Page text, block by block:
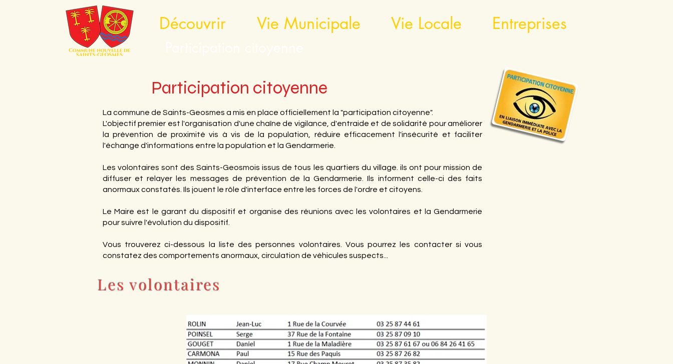
Découvrir Vie Municipale Vie Locale Entreprises
Participation citoyenne
La commune de Saints-Geosmes a mis en place officiellement la "participation citoyenne".
L'objectif premier est l'organisation d'une chaîne de vigilance, d'entraide et de solidarité pour améliorer
la prévention de proximité vis à vis de la population, réduire efficacement l'insécurité et faciliter
l'échange d'informations entre la population et la Gendarmerie.
Les volontaires sont des Saints-Geosmois issus de tous les quartiers du village. ils ont pour mission de
diffuser et relayer les messages de prévention de la Gendarmerie. Ils informent celle-ci des faits
anormaux constatés. Ils jouent le rôle d'interface entre les forces de l'ordre et citoyens.
Le Maire est le garant du dispositif et organise des réunions avec les volontaires et la Gendarmerie
pour suivre l'évolution du dispositif.
Vous trouverez ci-dessous la liste des personnes volontaires. Vous pourrez les contacter si vous
constatez des comportements anormaux, circulation de véhicules suspects...
Les volontaires